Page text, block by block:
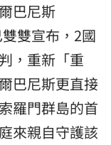
巴尼斯
雙宣布，2國
，重新「重
巴尼斯更直接
羅門群島的首
來親自守護該